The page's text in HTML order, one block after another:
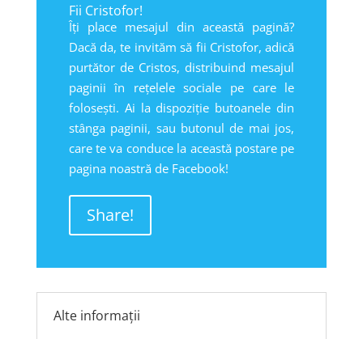
Fii Cristofor!
Îți place mesajul din această pagină?
Dacă da, te invităm să fii Cristofor, adică
purtător de Cristos, distribuind mesajul
paginii în rețelele sociale pe care le
folosești. Ai la dispoziție butoanele din
stânga paginii, sau butonul de mai jos,
care te va conduce la această postare pe
pagina noastră de Facebook!
Share!
Alte informații